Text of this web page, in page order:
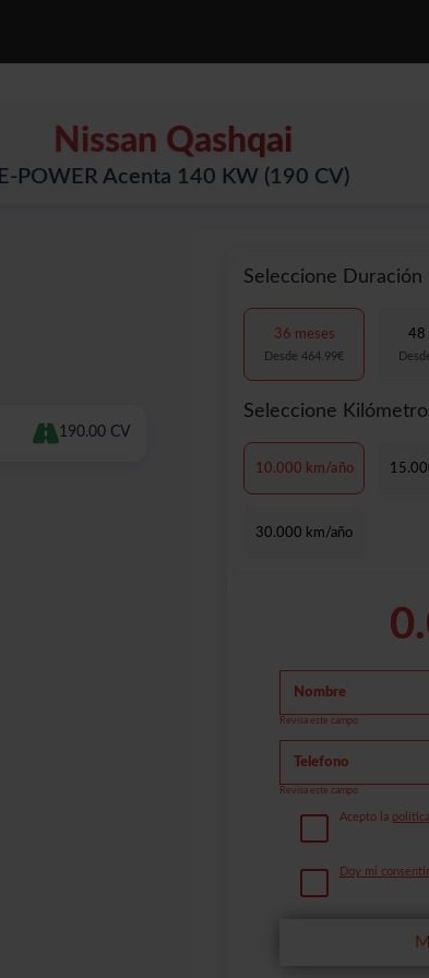
Nissan Qashqai
E-POWER Acenta 140 KW (190 CV)
190.00 CV
Seleccione Duración
36 meses
Desde 464.99€
48
Seleccione
10.000 km/año
30.000 km/año
Revisa este campo
Revisa este campo
Acepto la
Doy mi